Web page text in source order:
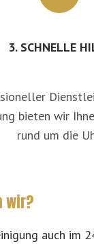
3. SCHNELLE
bieten wir
rund um die
wir?
auch im